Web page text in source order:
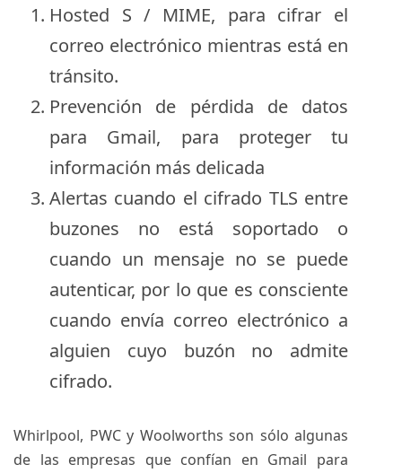
Hosted S / MIME, para cifrar el
correo electrónico mientras está en
tránsito.
Prevención de pérdida de datos
para Gmail, para proteger tu
información más delicada
Alertas cuando el cifrado TLS entre
buzones no está soportado o
cuando un mensaje no se puede
autenticar, por lo que es consciente
cuando envía correo electrónico a
alguien cuyo buzón no admite
cifrado.
Whirlpool, PWC y Woolworths son sólo algunas
de las empresas que confían en Gmail para